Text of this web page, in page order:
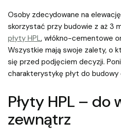
Osoby zdecydowane na
skorzystać przy budowie z aż 3
płyty HPL, włókno-cementowe
Wszystkie mają swoje zalety, o
się przed podjęciem decyzji.
charakterystykę płyt do budowy
Płyty HPL – do
zewnątrz